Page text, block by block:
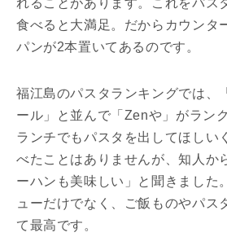
食べると大満足。だからカウンタ
パンが2本置いてあるのです。
福江島のパスタランキングでは、
ール」と並んで「Zenや」がラン
ランチでもパスタを出してほしい
べたことはありませんが、知人か
ーハンも美味しい」と聞きました
ューだけでなく、ご飯ものやパス
て最高です。